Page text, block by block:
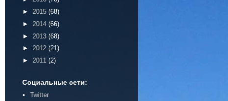
► 2015 (68)
► 2014 (66)
► 2013 (68)
► 2012 (21)
► 2011 (2)
Социальные сети:
Twitter